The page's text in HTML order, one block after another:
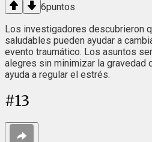
6puntos
Los investigadores descubrieron
saludables pueden ayudar a
evento traumático. Los asuntos
alegres sin minimizar la gravedad
ayuda a regular el estrés.
#13